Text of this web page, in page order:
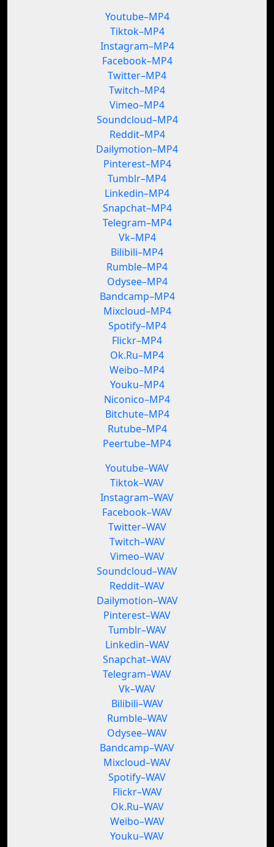
Youtube–MP4
Tiktok–MP4
Instagram–MP4
Facebook–MP4
Twitter–MP4
Twitch–MP4
Vimeo–MP4
Soundcloud–MP4
Reddit–MP4
Dailymotion–MP4
Pinterest–MP4
Tumblr–MP4
Linkedin–MP4
Snapchat–MP4
Telegram–MP4
Vk–MP4
Bilibili–MP4
Rumble–MP4
Odysee–MP4
Bandcamp–MP4
Mixcloud–MP4
Spotify–MP4
Flickr–MP4
Ok.Ru–MP4
Weibo–MP4
Youku–MP4
Niconico–MP4
Bitchute–MP4
Rutube–MP4
Peertube–MP4
Youtube–WAV
Tiktok–WAV
Instagram–WAV
Facebook–WAV
Twitter–WAV
Twitch–WAV
Vimeo–WAV
Soundcloud–WAV
Reddit–WAV
Dailymotion–WAV
Pinterest–WAV
Tumblr–WAV
Linkedin–WAV
Snapchat–WAV
Telegram–WAV
Vk–WAV
Bilibili–WAV
Rumble–WAV
Odysee–WAV
Bandcamp–WAV
Mixcloud–WAV
Spotify–WAV
Flickr–WAV
Ok.Ru–WAV
Weibo–WAV
Youku–WAV